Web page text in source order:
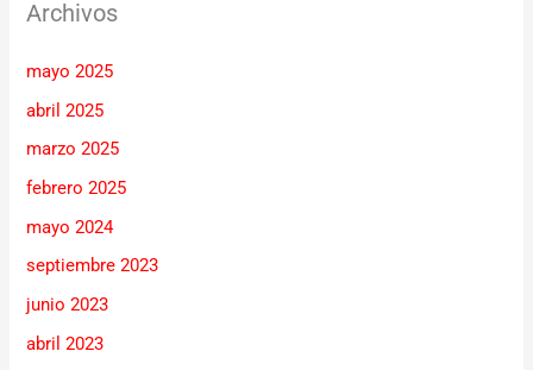
Archivos
mayo 2025
abril 2025
marzo 2025
febrero 2025
mayo 2024
septiembre 2023
junio 2023
abril 2023